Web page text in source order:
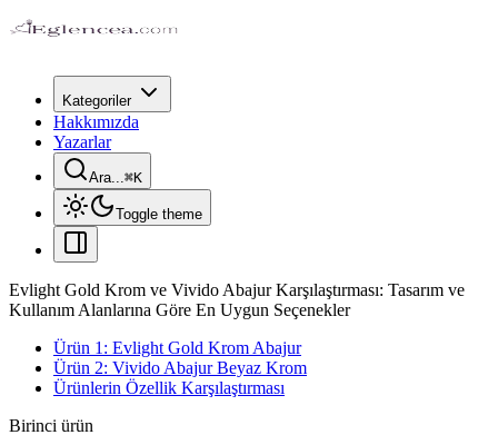
Kategoriler
Hakkımızda
Yazarlar
Ara...⌘K
Toggle theme
Evlight Gold Krom ve Vivido Abajur Karşılaştırması: Tasarım ve
Kullanım Alanlarına Göre En Uygun Seçenekler
Ürün 1: Evlight Gold Krom Abajur
Ürün 2: Vivido Abajur Beyaz Krom
Ürünlerin Özellik Karşılaştırması
Birinci ürün